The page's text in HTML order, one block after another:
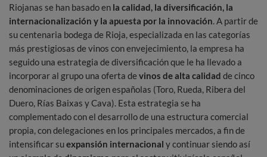
Riojanas se han basado en la calidad, la diversificación, la
internacionalización y la apuesta por la innovación. A partir de
su centenaria bodega de Rioja, especializada en las categorías
más prestigiosas de vinos con envejecimiento, la empresa ha
seguido una estrategia de diversificación que le ha llevado a
incorporar al grupo una oferta de vinos de alta calidad de cinco
denominaciones de origen españolas (Toro, Rueda, Ribera del
Duero, Rías Baixas y Cava). Esta estrategia se ha
complementado con el desarrollo de una estructura comercial
propia, con delegaciones en los principales mercados, a fin de
intensificar suexpansión internacional y continuar siendo así